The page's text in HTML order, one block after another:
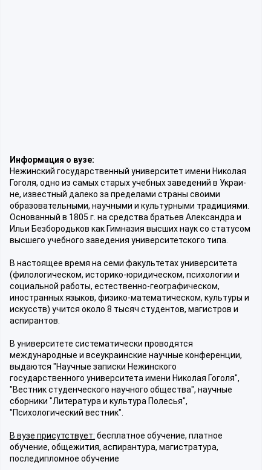
Информация о вузе:
Нежинский государственный университет имени Николая
Гоголя, одно из самых старых учебных заведений в Украи­
не, известный далеко за пределами страны своими
образовательными, научными и культурными традициями.
Основанный в 1805 г. на средства братьев Александра и
Ильи Безбородьков как Гимназия высших наук со статусом
высшего учебного заведения университетского типа.
В настоящее время на семи факультетах университета
(филологическом, историко-юридическом, психологии и
социальной работы, естественно-географическом,
иностранных языков, физико-математическом, культуры и
искусств) учится около 8 тысяч студентов, магистров и
аспирантов.
В университете систематически проводятся
международные и всеукраинские научные конференции,
выдаются "Научные записки Нежинского
государственного университета имени Николая Гоголя",
"Вестник студенческого научного общества", научные
сборники "Литература и культура Полесья",
"Психологический вестник".
В вузе присутствует: бесплатное обучение, платное
обучение, общежития, аспирантура, магистратура,
последипломное обучение